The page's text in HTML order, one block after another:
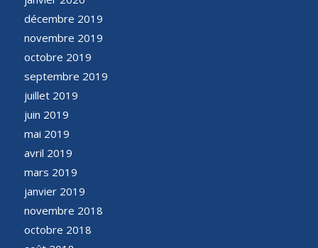
décembre 2019
novembre 2019
octobre 2019
septembre 2019
juillet 2019
juin 2019
mai 2019
avril 2019
mars 2019
janvier 2019
novembre 2018
octobre 2018